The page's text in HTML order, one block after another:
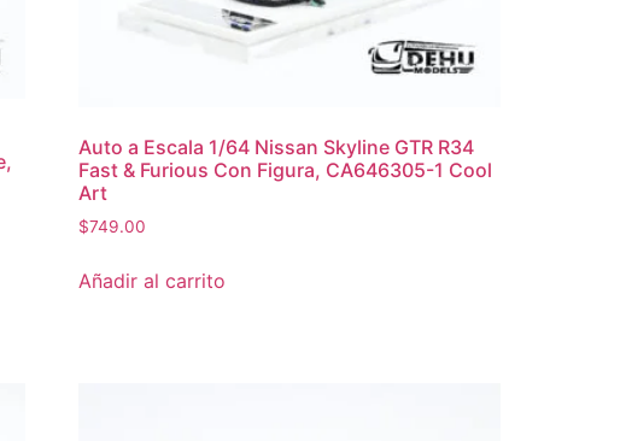
Auto a Escala 1/64 Nissan Skyline GTR R34
Fast & Furious Con Figura, CA646305-1 Cool
Art
$749.00
Añadir al carrito